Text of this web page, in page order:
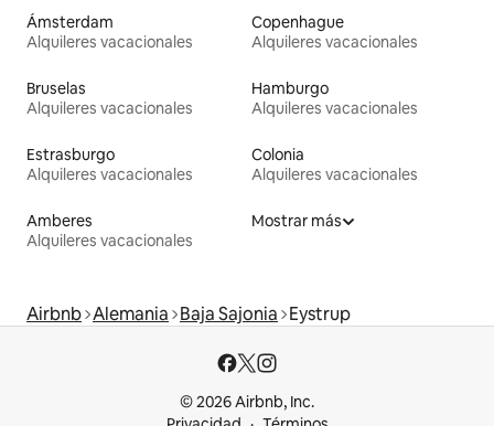
Ámsterdam
Alquileres vacacionales
Copenhague
Alquileres vacacionales
Bruselas
Alquileres vacacionales
Hamburgo
Alquileres vacacionales
Estrasburgo
Alquileres vacacionales
Colonia
Alquileres vacacionales
Amberes
Alquileres vacacionales
Mostrar más
Airbnb Alemania Baja Sajonia Eystrup
© 2026 Airbnb, Inc.